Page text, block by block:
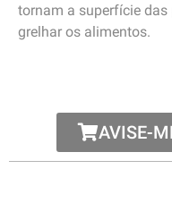
tornam a superfície
grelhar os alimentos.
AVISE-